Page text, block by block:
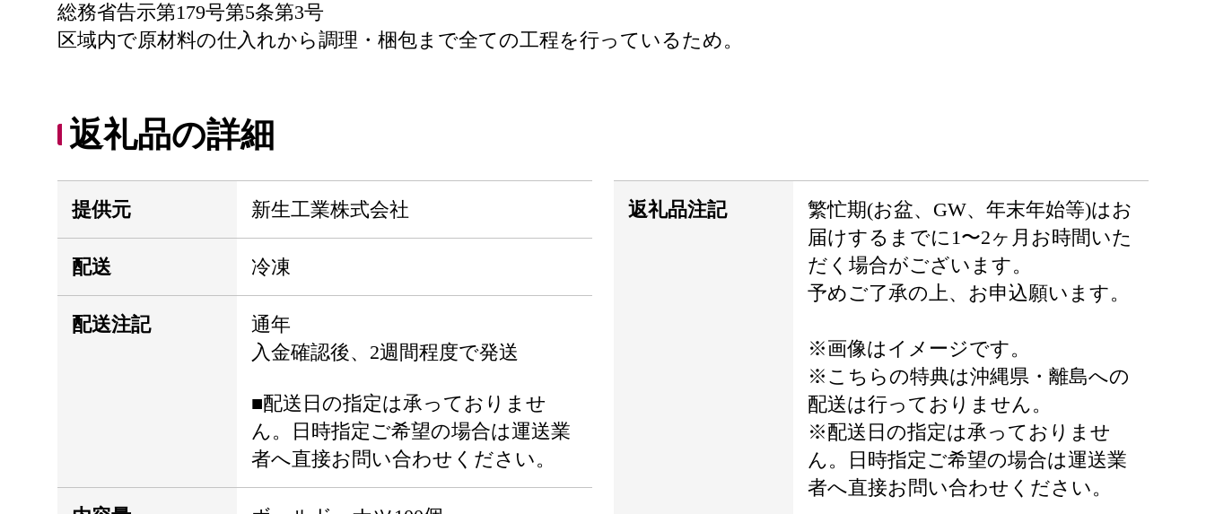
総務省告示第179号第5条第3号
区域内で原材料の仕入れから調理・梱包まで全ての工程を行っているため。
返礼品の詳細
提供元 新生工業株式会社
配送 冷凍
配送注記
通年
入金確認後、2週間程度で発送
■配送日の指定は承っておりませ
ん。日時指定ご希望の場合は運送業
者へ直接お問い合わせください。
返礼品注記
繁忙期(お盆、GW、年末年始等)はお
届けするまでに1〜2ヶ月お時間いた
だく場合がございます。
予めご了承の上、お申込願います。
※画像はイメージです。
※こちらの特典は沖縄県・離島への
配送は行っておりません。
※配送日の指定は承っておりませ
ん。日時指定ご希望の場合は運送業
者へ直接お問い合わせください。